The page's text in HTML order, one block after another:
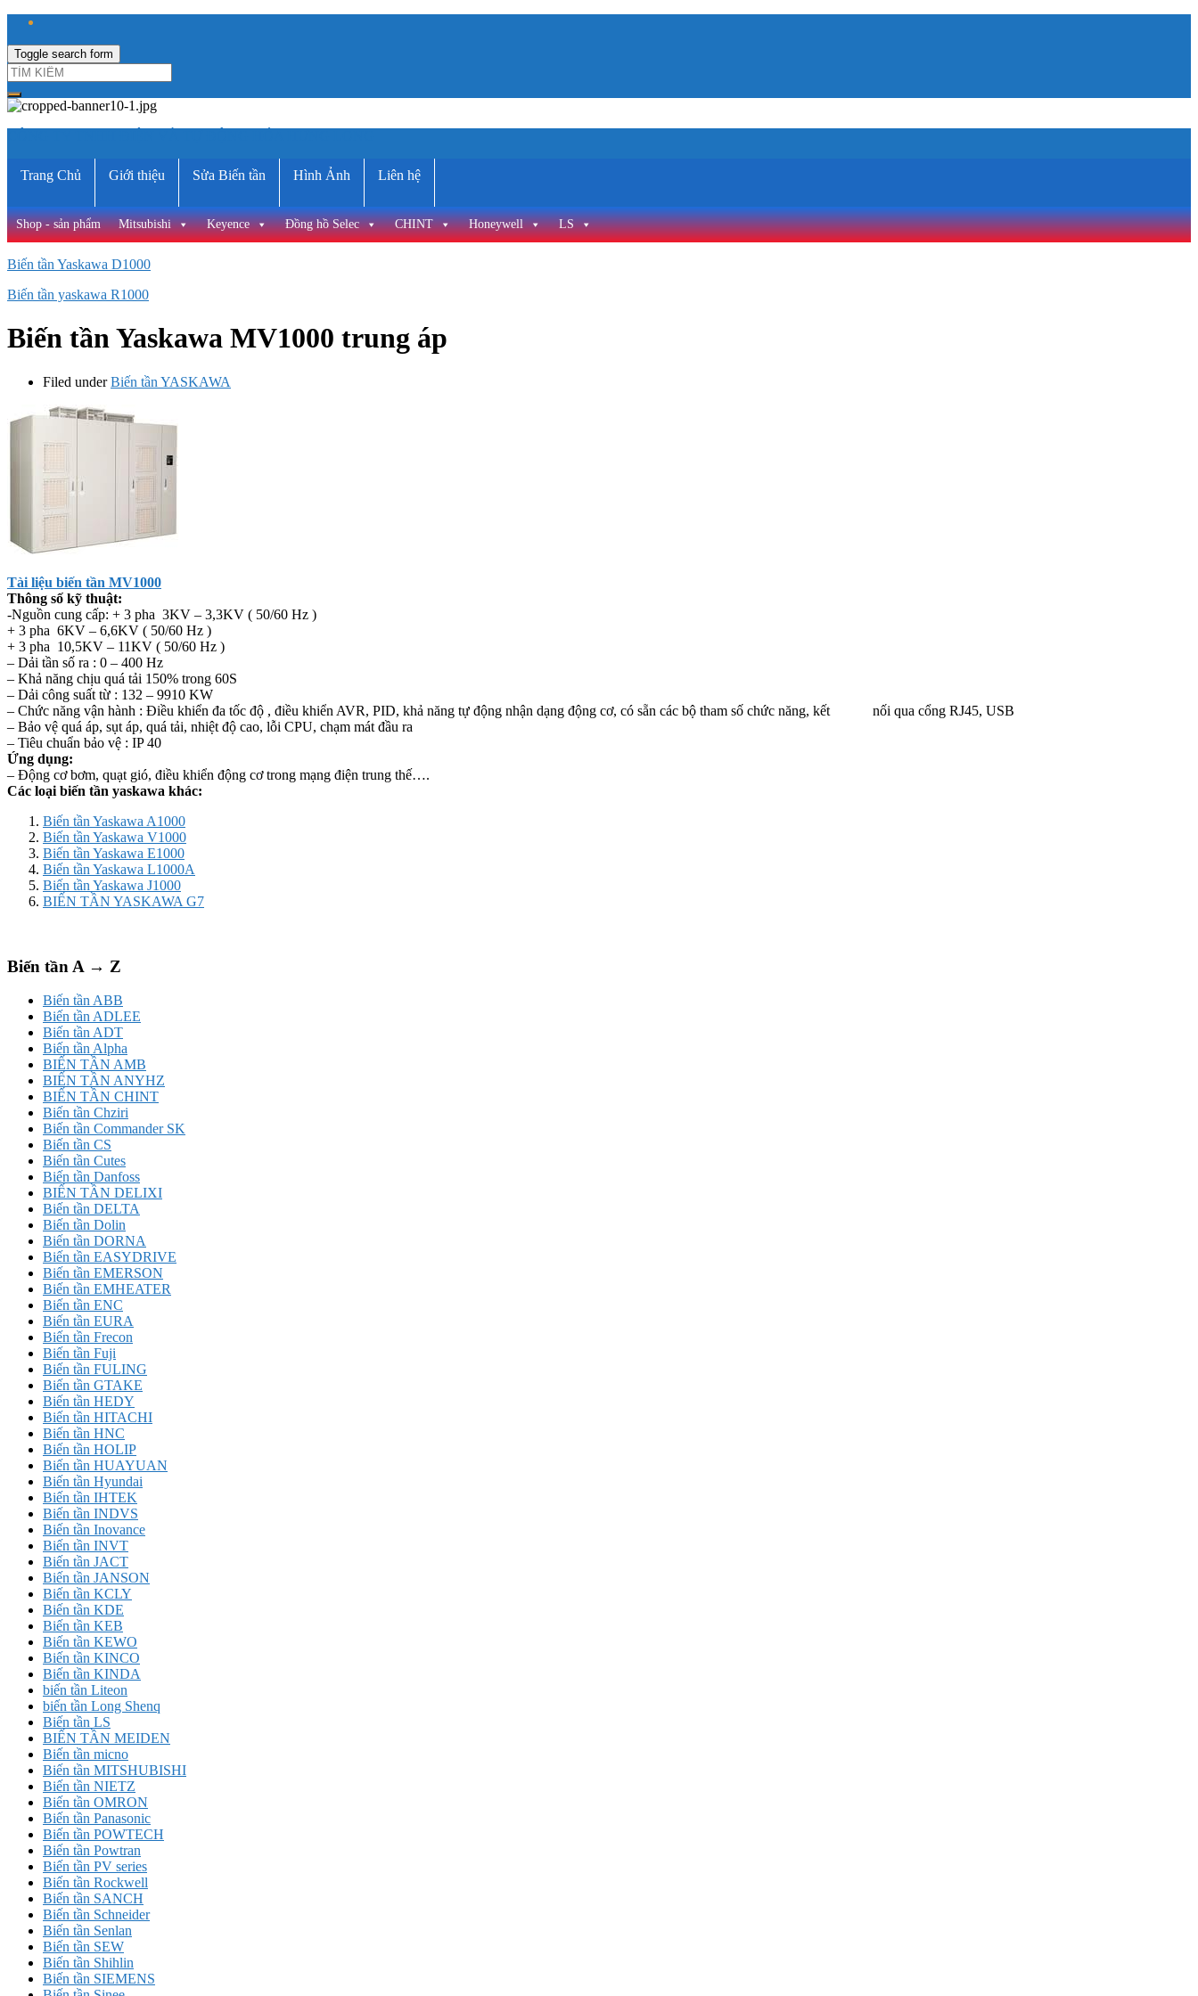
Toggle search form
Trang Chủ Giới thiệu Sửa Biến tần Hình Ảnh Liên hệ
Shop - sản phẩm Mitsubishi Keyence Đồng hồ Selec CHINT Honeywell LS
Biến tần Yaskawa D1000
Biến tần yaskawa R1000
Biến tần Yaskawa MV1000 trung áp
Filed underBiến tần YASKAWA
Tài liệu biến tần MV1000
Thông số kỹ thuật:
-Nguồn cung cấp: + 3 pha 3KV – 3,3KV ( 50/60 Hz )
+ 3 pha 6KV – 6,6KV ( 50/60 Hz )
+ 3 pha 10,5KV – 11KV ( 50/60 Hz )
– Dải tần số ra : 0 – 400 Hz
– Khả năng chịu quá tải 150% trong 60S
– Dải công suất từ : 132 – 9910 KW
– Chức năng vận hành : Điều khiển đa tốc độ , điều khiển AVR, PID, khả năng tự động nhận dạng động cơ, có sẵn các bộ tham số chức năng, kết nối qua cổng RJ45, USB
– Bảo vệ quá áp, sụt áp, quá tải, nhiệt độ cao, lỗi CPU, chạm mát đầu ra
– Tiêu chuẩn bảo vệ : IP 40
Ứng dụng:
– Động cơ bơm, quạt gió, điều khiển động cơ trong mạng điện trung thế….
Các loại biến tần yaskawa khác:
Biến tần Yaskawa A1000
Biến tần Yaskawa V1000
Biến tần Yaskawa E1000
Biến tần Yaskawa L1000A
Biến tần Yaskawa J1000
BIẾN TẦN YASKAWA G7
Biến tần A → Z
Biến tần ABB
Biến tần ADLEE
Biến tần ADT
Biến tần Alpha
BIẾN TẦN AMB
BIẾN TẦN ANYHZ
BIẾN TẦN CHINT
Biến tần Chziri
Biến tần Commander SK
Biến tần CS
Biến tần Cutes
Biến tần Danfoss
BIẾN TẦN DELIXI
Biến tần DELTA
Biến tần Dolin
Biến tần DORNA
Biến tần EASYDRIVE
Biến tần EMERSON
Biến tần EMHEATER
Biến tần ENC
Biến tần EURA
Biến tần Frecon
Biến tần Fuji
Biến tần FULING
Biến tần GTAKE
Biến tần HEDY
Biến tần HITACHI
Biến tần HNC
Biến tần HOLIP
Biến tần HUAYUAN
Biến tần Hyundai
Biến tần IHTEK
Biến tần INDVS
Biến tần Inovance
Biến tần INVT
Biến tần JACT
Biến tần JANSON
Biến tần KCLY
Biến tần KDE
Biến tần KEB
Biến tần KEWO
Biến tần KINCO
Biến tần KINDA
biến tần Liteon
biến tần Long Shenq
Biến tần LS
BIẾN TẦN MEIDEN
Biến tần micno
Biến tần MITSHUBISHI
Biến tần NIETZ
Biến tần OMRON
Biến tần Panasonic
Biến tần POWTECH
Biến tần Powtran
Biến tần PV series
Biến tần Rockwell
Biến tần SANCH
Biến tần Schneider
Biến tần Senlan
Biến tần SEW
Biến tần Shihlin
Biến tần SIEMENS